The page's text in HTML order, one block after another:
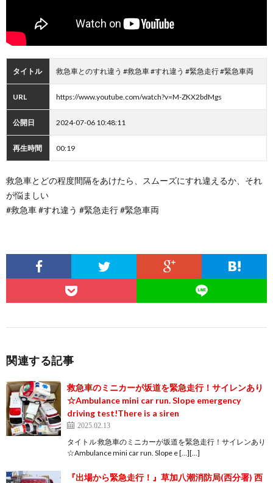
タイトル 救急車とのすれ違う #救急車 #すれ違う #緊急走行 #緊急車両
URL https://www.youtube.com/watch?v=M-ZKX2bdMgs
公開日 2024-07-06 10:48:11
再生時間 00:19
救急車とどの程度間隔をあけたら、スムーズにすれ違えるか、それ
が悩ましい
#救急車 #すれ違う #緊急走行 #緊急車両
関連する記事
救急車のミニカーが坂道を緊急走行！サイレンあり
☆Ambulance mini car run. Slope emergency
driving test!There is a siren
2025.02.13
タイトル 救急車のミニカーが坂道を緊急走行！サイレンあり
☆Ambulance mini car run. Slope e […][…]
『出場から緊急走行！』草加八潮消防局(西分署) 西